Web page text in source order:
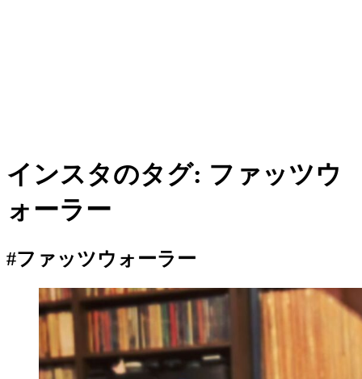
インスタのタグ: ファッツウ
ォーラー
#ファッツウォーラー